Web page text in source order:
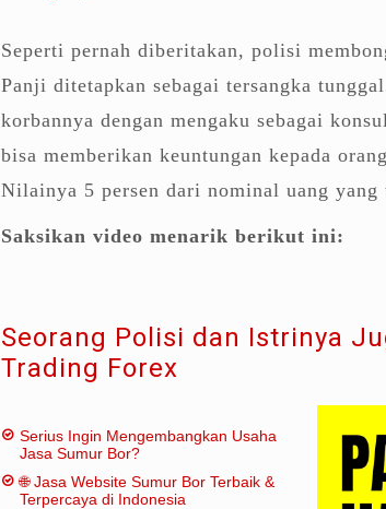
Seperti pernah diberitakan, polisi
Panji ditetapkan sebagai tersangka
korbannya dengan mengaku sebagai
bisa memberikan keuntungan kepada
Nilainya 5 persen dari nominal uang yang
Saksikan video menarik berikut ini:
Seorang Polisi dan Istrinya
Trading Forex
Serius Ingin Mengembangkan Usaha
Jasa Sumur Bor?
🌐 Jasa Website Sumur Bor Terbaik &
Terpercaya di Indonesia